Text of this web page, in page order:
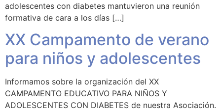
adolescentes con diabetes mantuvieron una reunión
formativa de cara a los días […]
XX Campamento de verano
para niños y adolescentes
Informamos sobre la organización del XX
CAMPAMENTO EDUCATIVO PARA NIÑOS Y
ADOLESCENTES CON DIABETES de nuestra Asociación.